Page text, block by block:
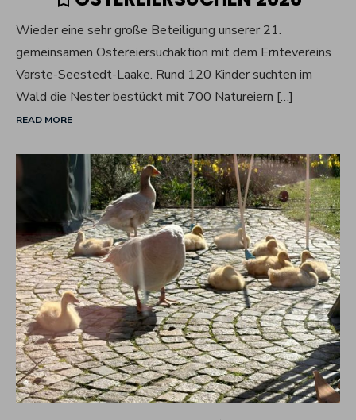
Wieder eine sehr große Beteiligung unserer 21.
gemeinsamen Ostereiersuchaktion mit dem Erntevereins
Varste-Seestedt-Laake. Rund 120 Kinder suchten im
Wald die Nester bestückt mit 700 Natureiern […]
READ MORE